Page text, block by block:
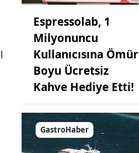
Espressolab, 1
Milyonuncu
Kullanıcısına Ömür
Boyu Ücretsiz
Kahve Hediye Etti!
GastroHaber